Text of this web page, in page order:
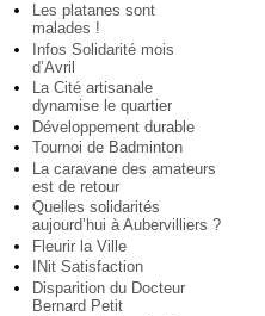
Les platanes sont
malades !
Infos Solidarité mois
d’Avril
La Cité artisanale
dynamise le quartier
Développement durable
Tournoi de Badminton
La caravane des amateurs
est de retour
Quelles solidarités
aujourd’hui à Aubervilliers ?
Fleurir la Ville
INit Satisfaction
Disparition du Docteur
Bernard Petit